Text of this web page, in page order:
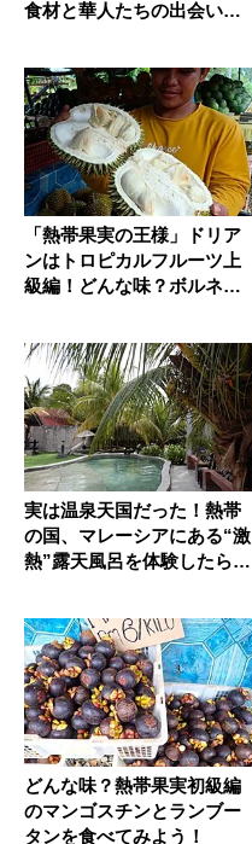
食材と華人たちの出会いが
「熱帯果実の王様」ドリア
ンはトロピカルフルーツ上
級編！どんな味？ボルネオ
実は温泉天国だった！熱帯
の国、マレーシアにある“激
熱”露天風呂を体験したら…
どんな味？熱帯果実初級編
のマンゴスチンとランブー
タンを食べてみよう！